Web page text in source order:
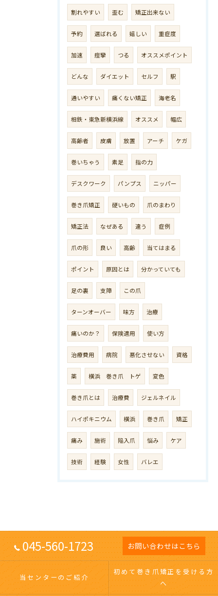
割れやすい 歪む 矯正出来ない
予約 選ばれる 嬉しい 重症度
加速 痙攣 つる オススメポイント
どんな ダイエット セルフ 駅
通いやすい 痛くない矯正 海老名
相鉄・東急新横浜線 オススメ 幅広
高齢者 皮膚 放置 アーチ ケガ
巻いちゃう 素足 指の力
デスクワーク パンプス ニッパー
巻き爪矯正 硬いもの 爪のまわり
矯正法 なぜある 違う 症例
爪の形 良い 高齢 当てはまる
ポイント 原因とは 分かっていても
足の裏 支障 この爪
ターンオーバー 味方 治療
痛いのか？ 保険適用 使い方
治療費用 病院 悪化させない 資格
薬 横浜 巻き爪 トゲ 変色
巻き爪とは 治療費 ジェルネイル
ハイポキニウム 横浜 巻き爪 矯正
痛み 施術 陥入爪 悩み ケア
技術 経験 女性 バレエ
045-560-1723 お問い合わせはこちら
当センターのご紹介
初めて巻き爪矯正を受ける方
へ